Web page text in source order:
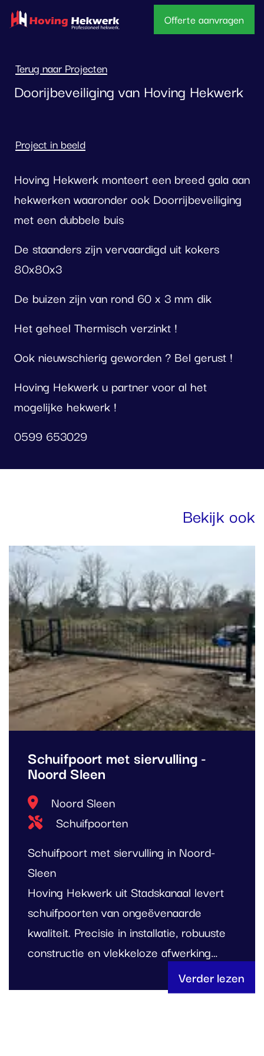
overslaan
Offerte aanvragen
Terug naar Projecten
Doorijbeveiliging van Hoving Hekwerk
Project in beeld
Hoving Hekwerk monteert een breed gala aan
hekwerken waaronder ook Doorrijbeveiliging
met een dubbele buis
De staanders zijn vervaardigd uit kokers
80x80x3
De buizen zijn van rond 60 x 3 mm dik
Het geheel Thermisch verzinkt !
Ook nieuwschierig geworden ? Bel gerust !
Hoving Hekwerk u partner voor al het
mogelijke hekwerk !
0599 653029
Bekijk ook
Schuifpoort met siervulling -
Noord Sleen
Locatie
Noord Sleen
Type project
Schuifpoorten
Schuifpoort met siervulling in Noord-
Sleen
Hoving Hekwerk uit Stadskanaal levert
schuifpoorten van ongeëvenaarde
kwaliteit. Precisie in installatie, robuuste
constructie en vlekkeloze afwerking…
Verder lezen